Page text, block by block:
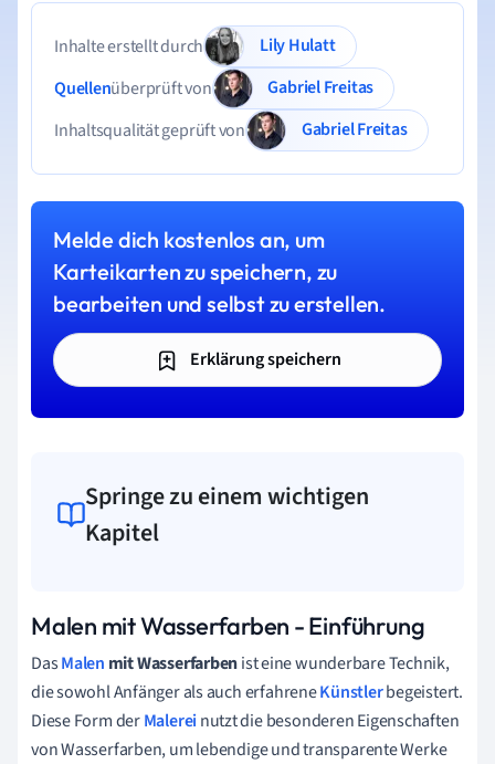
Inhalte erstellt durch
Lily Hulatt
Quellenüberprüft von
Gabriel Freitas
Inhaltsqualität geprüft von
Gabriel Freitas
Melde dich kostenlos an, um
Karteikarten zu speichern, zu
bearbeiten und selbst zu erstellen.
Erklärung speichern
Springe zu einem wichtigen
Kapitel
Malen mit Wasserfarben - Einführung
DasMalen mit Wasserfarbenist eine wunderbare Technik,
die sowohl Anfänger als auch erfahreneKünstlerbegeistert.
Diese Form derMalereinutzt die besonderen Eigenschaften
von Wasserfarben, um lebendige und transparente Werke